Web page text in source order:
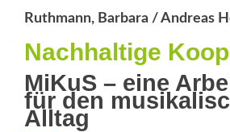
Ruthmann, Barbara / Andreas
Nachhaltige
MiKuS – eine
für den
Alltag